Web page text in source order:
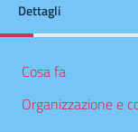
Dettagli
Cosa fa
Organizzazione e